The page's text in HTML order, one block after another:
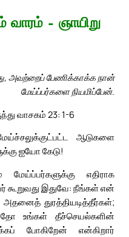
– ஞாயிறு
அவற்றைப் பேணிக்காக்க நான்
மேய்ப்பர்களை நியமிப்பேன்.
வாசகம் 23: 1-6
ஆடுகளை
ஐயோ கேடு!
எதிராக
இதுவே: நீங்கள் என்
அதனைத் துரத்தியடித்தீர்கள்;
உங்கள் தீச்செயல்களின்
போகிறேன் என்கிறார்